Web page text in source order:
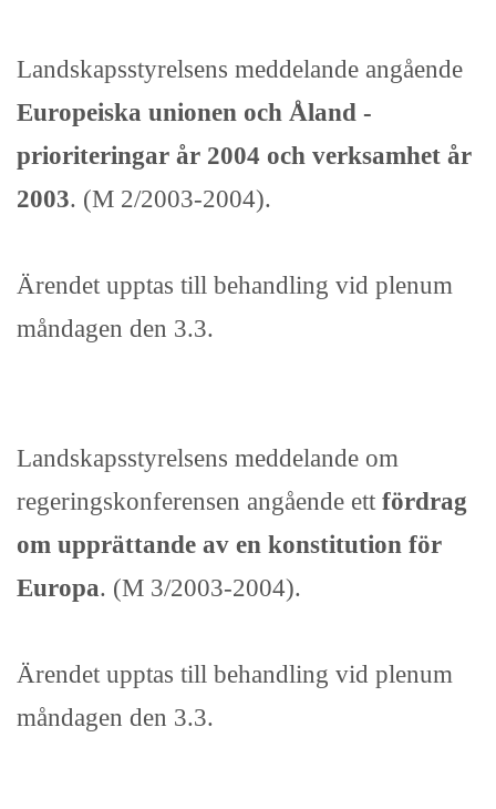
Landskapsstyrelsens meddelande angående
Europeiska unionen och Åland -
prioriteringar år 2004 och verksamhet år
2003. (M 2/2003-2004).
Ärendet upptas till behandling vid plenum
måndagen den 3.3.
Landskapsstyrelsens meddelande om
regeringskonferensen angående ett fördrag
om upprättande av en konstitution för
Europa. (M 3/2003-2004).
Ärendet upptas till behandling vid plenum
måndagen den 3.3.